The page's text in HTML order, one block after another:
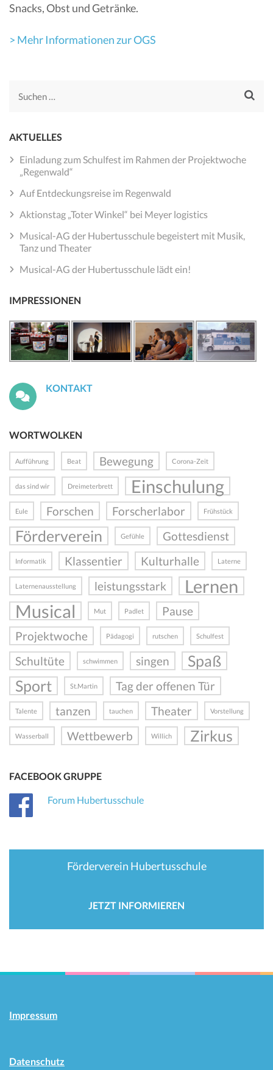
Snacks, Obst und Getränke.
> Mehr Informationen zur OGS
Suchen
AKTUELLES
Einladung zum Schulfest im Rahmen der Projektwoche
„Regenwald“
Auf Entdeckungsreise im Regenwald
Aktionstag „Toter Winkel“ bei Meyer logistics
Musical-AG der Hubertusschule begeistert mit Musik,
Tanz und Theater
Musical-AG der Hubertusschule lädt ein!
IMPRESSIONEN
KONTAKT
WORTWOLKEN
Aufführung Beat Bewegung Corona-Zeit
das sind wir Dreimeterbrett Einschulung
Eule Forschen Forscherlabor Frühstück
Förderverein Gefühle Gottesdienst
Informatik Klassentier Kulturhalle Laterne
Laternenausstellung leistungsstark
Lernen
Musical
Mut Padlet
Pause
Projektwoche
Pädagogi rutschen Schulfest
Schultüte schwimmen singen
Spaß
Sport
St.Martin Tag der offenen Tür
Talente tanzen tauchen Theater Vorstellung
Wasserball Wettbewerb Willich Zirkus
FACEBOOK GRUPPE
Forum Hubertusschule
Förderverein Hubertusschule
JETZT INFORMIEREN
Impressum
Datenschutz